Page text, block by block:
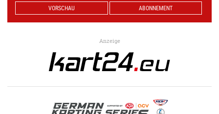
VORSCHAU ABONNEMENT
Anzeige